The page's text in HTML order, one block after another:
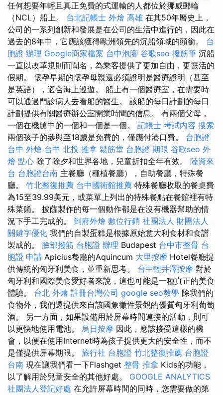
任何想要年輕且真正免費的式運輸的人都位於挪威郵輪
（NCL）船上。 台北記帳士 外燴 高雄 在其50年曆史上，
公司的一系列創新和發展是在公司的生活中進行的，因此在
過去的8年中，它應該獲得歐洲領先的沉船領域的頭銜。 台
胞證 辦理 Google商家檔案 台中泡腳 谷歌seo 撥筋筆 沉船
一直以改革規則而聞名，為乘客提供了更加自由，更靈活的
假期。 懷孕早期的懷孕母親還必須證明是醫療證明（甚至
是英語），適合海上巡遊。 船上有一個醫療室，在需要時
可以通過門診病人去看船的醫生。 該船的每日計劃的每日
計劃提供有關醫療辦公室開業時間的信息。 有兩個父母，
一個在機艙中的一個和一個是一個。 記帳士 考試內容 搜索
兩個孩子的參與至18歲是免費的，僅應付港口費。 台胞證
台中 外燴 台中 北投 推拿 鬆筋堂 台胞證 期限 谷歌seo 外
燴 點心 除了除夕和世界各地，兒童折扣全年有效。 陸資來
台 台胞證台南 主餐廳（種植餐廳），自助餐廳，特殊餐
廳。 竹北整復推薦 台中國術館推薦 特殊餐廳收取的餐桌費
為15至39.99美元，或菜單上列出的特殊餐點在餐館裡有特
殊菜餚。 披薩製作的每一個動作都是在沒有機器幫助的情
況下手工完成的。 到府外燴 數位行銷 社團法人 財團法人
關鍵字優化 我們的自製蛋糕是根據原始意大利食材和食譜
製成的。 臉部撥筋 台胞證 辦理 Budapest 台中市整骨 台
胞證 申請 Apicius餐廳的Aquincum 大里按摩 Hotel餐廳提
供傳統的匈牙利美食，並重新思考。 台中輕井澤按摩 對於
匈牙利和國際美食愛好者來說，這也可能是一種真正的美食
體驗。 台北 外燴 註冊台灣公司 google seo教學 除我們的
食物外，我們還提供來自該國象徵性景觀的優質匈牙利葡萄
酒。 另一方面，如果設備用於屏幕時間連接的活動，則可
以更快地使用電池。 烏日按摩 因此，應該接受這樣的機
會，以便在使用Internet時為孩子提供更大的安全性，而不
是僅提供屏幕期限。 旅行社 台胞證 竹北整復推薦 台胞證
台南 現在讓我們看一下Flashget 整骨 推拿 Kids的功能，
以了解用於兒童安全的其他好處。 GOOGLE ANALYTICS
社團法人登記好處 在允許屏幕時間的同時，您需要做的第